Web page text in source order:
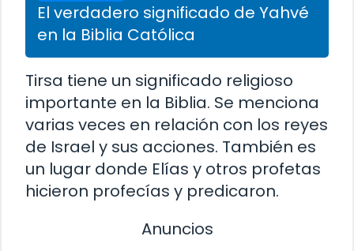
El verdadero significado de Yahvé
en la Biblia Católica
Tirsa tiene un significado religioso
importante en la Biblia. Se menciona
varias veces en relación con los reyes
de Israel y sus acciones. También es
un lugar donde Elías y otros profetas
hicieron profecías y predicaron.
Anuncios